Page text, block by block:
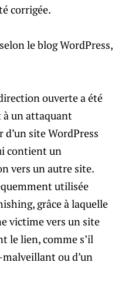
corrigée.
le blog WordPress,
ouverte a été
à un attaquant
site WordPress
contient un
vers un autre site.
utilisée
grâce à laquelle
victime vers un site
le lien, comme s’il
malveillant ou d’un